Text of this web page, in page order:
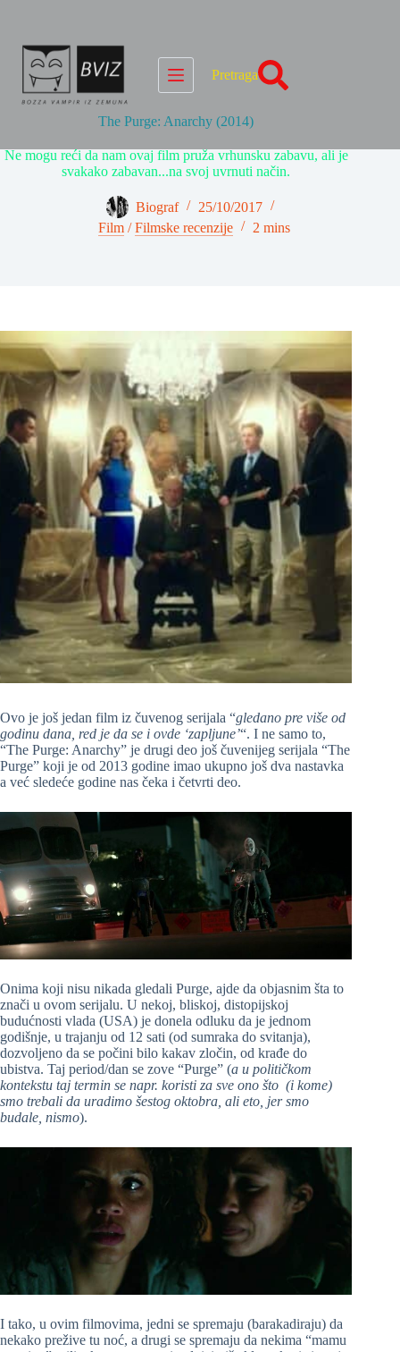
Pretraga
The Purge: Anarchy (2014)
Ne mogu reći da nam ovaj film pruža vrhunsku zabavu, ali je
svakako zabavan...na svoj uvrnuti način.
Biograf
25/10/2017
Film/Filmske recenzije 2 mins
Ovo je još jedan film iz čuvenog serijala “gledano pre više od
godinu dana, red je da se i ovde ‘zapljune’“. I ne samo to,
“The Purge: Anarchy” je drugi deo još čuvenijeg serijala “The
Purge” koji je od 2013 godine imao ukupno još dva nastavka
a već sledeće godine nas čeka i četvrti deo.
Onima koji nisu nikada gledali Purge, ajde da objasnim šta to
znači u ovom serijalu. U nekoj, bliskoj, distopijskoj
budućnosti vlada (USA) je donela odluku da je jednom
godišnje, u trajanju od 12 sati (od sumraka do svitanja),
dozvoljeno da se počini bilo kakav zločin, od krađe do
ubistva. Taj period/dan se zove “Purge” (a u političkom
kontekstu taj termin se napr. koristi za sve ono što (i kome)
smo trebali da uradimo šestog oktobra, ali eto, jer smo
budale, nismo).
I tako, u ovim filmovima, jedni se spremaju (barakadiraju) da
nekako prežive tu noć, a drugi se spremaju da nekima “mamu